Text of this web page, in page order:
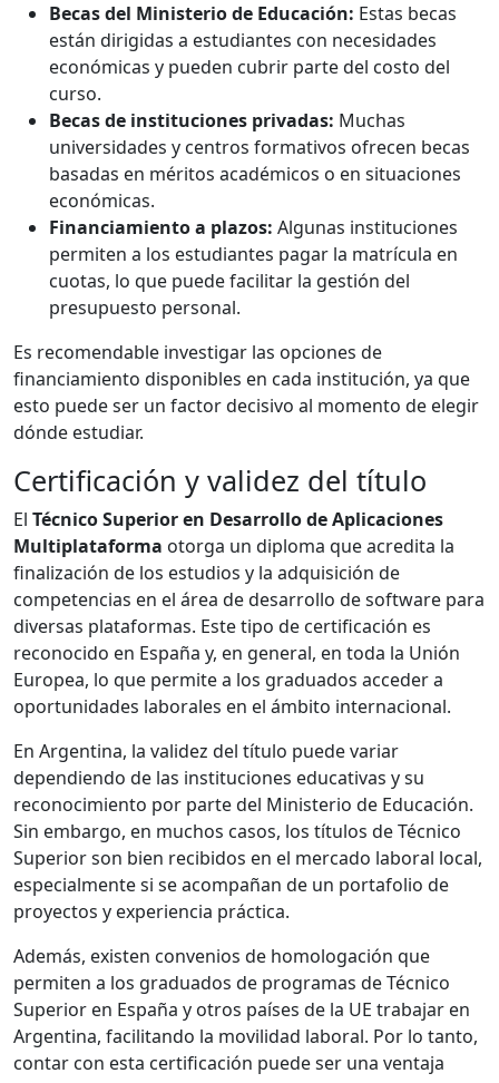
Becas del Ministerio de Educación: Estas becas
están dirigidas a estudiantes con necesidades
económicas y pueden cubrir parte del costo del
curso.
Becas de instituciones privadas: Muchas
universidades y centros formativos ofrecen becas
basadas en méritos académicos o en situaciones
económicas.
Financiamiento a plazos: Algunas instituciones
permiten a los estudiantes pagar la matrícula en
cuotas, lo que puede facilitar la gestión del
presupuesto personal.
Es recomendable investigar las opciones de
financiamiento disponibles en cada institución, ya que
esto puede ser un factor decisivo al momento de elegir
dónde estudiar.
Certificación y validez del título
El Técnico Superior en Desarrollo de Aplicaciones
Multiplataforma otorga un diploma que acredita la
finalización de los estudios y la adquisición de
competencias en el área de desarrollo de software para
diversas plataformas. Este tipo de certificación es
reconocido en España y, en general, en toda la Unión
Europea, lo que permite a los graduados acceder a
oportunidades laborales en el ámbito internacional.
En Argentina, la validez del título puede variar
dependiendo de las instituciones educativas y su
reconocimiento por parte del Ministerio de Educación.
Sin embargo, en muchos casos, los títulos de Técnico
Superior son bien recibidos en el mercado laboral local,
especialmente si se acompañan de un portafolio de
proyectos y experiencia práctica.
Además, existen convenios de homologación que
permiten a los graduados de programas de Técnico
Superior en España y otros países de la UE trabajar en
Argentina, facilitando la movilidad laboral. Por lo tanto,
contar con esta certificación puede ser una ventaja